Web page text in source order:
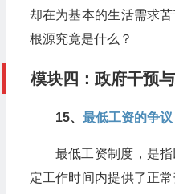
却在为基本的生活需求
根源究竟是什么？
模块四：政府干预
15、​ 最低工资的争议
最低工资制度，是
定工作时间内提供了正